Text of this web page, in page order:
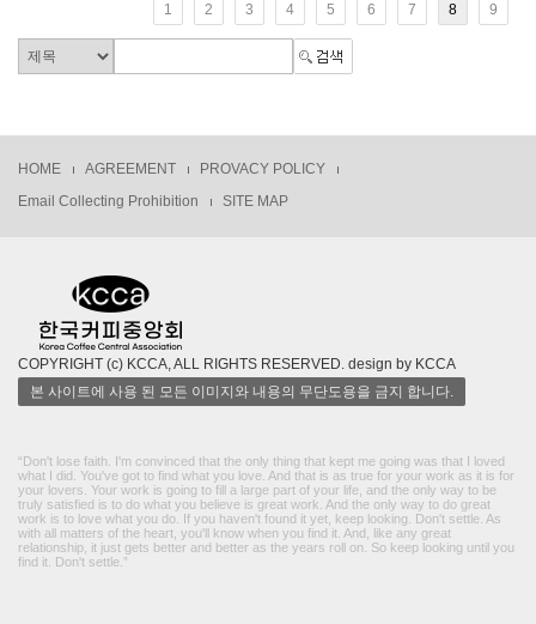
1 2 3 4 5 6 7 8 9
HOME AGREEMENT
PROVACY POLICY
Email Collecting Prohibition
SITE MAP
COPYRIGHT (c) KCCA, ALL RIGHTS RESERVED. design by KCCA
본 사이트에 사용 된 모든 이미지와 내용의 무단도용을 금지 합니다.
“Don't lose faith. I'm convinced that the only thing that kept me going was that I loved
what I did. You've got to find what you love. And that is as true for your work as it is for
your lovers. Your work is going to fill a large part of your life, and the only way to be
truly satisfied is to do what you believe is great work. And the only way to do great
work is to love what you do. If you haven't found it yet, keep looking. Don't settle. As
with all matters of the heart, you'll know when you find it. And, like any great
relationship, it just gets better and better as the years roll on. So keep looking until you
find it. Don't settle.”